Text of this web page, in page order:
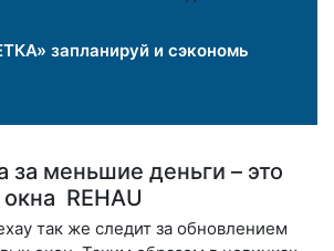
запланируй и сэкономь
за меньшие деньги – это
REHAU
так же следит за обновлением